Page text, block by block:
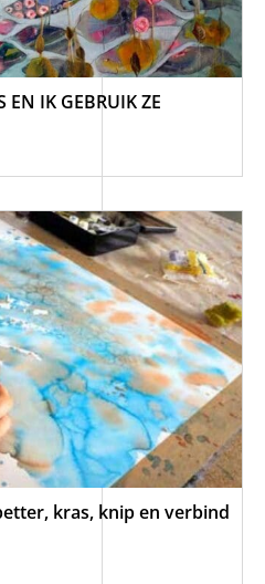
EN IK GEBRUIK ZE
kras, knip en verbind